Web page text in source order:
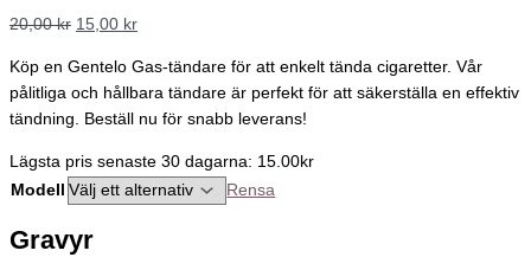
20,00kr 15,00 kr
Köp en Gentelo Gas-tändare för att enkelt tända cigaretter. Vår
pålitliga och hållbara tändare är perfekt för att säkerställa en effektiv
tändning. Beställ nu för snabb leverans!
Lägsta pris senaste 30 dagarna: 15.00kr
Modell
Rensa
Gravyr